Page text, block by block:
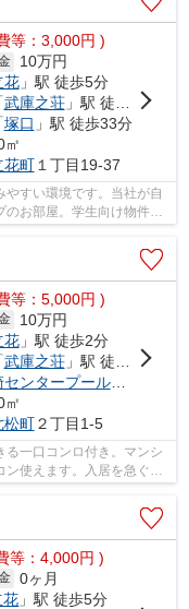
等：3,000円 )
10万円
花」駅 徒歩5分
武庫之荘」駅 徒歩26分
塚口 」駅 徒歩33分
㎡
花町１丁目19-37
すい環境です。当社が自
お部屋。学生向け物件は
等：5,000円 )
10万円
花」駅 徒歩2分
武庫之荘」駅 徒歩27分
ンタープール前
㎡
松町２丁目1-5
一口コンロ付き。マンシ
ン使えます。入居を急ぐ方
等：4,000円 )
0ヶ月
花 」駅 徒歩5分